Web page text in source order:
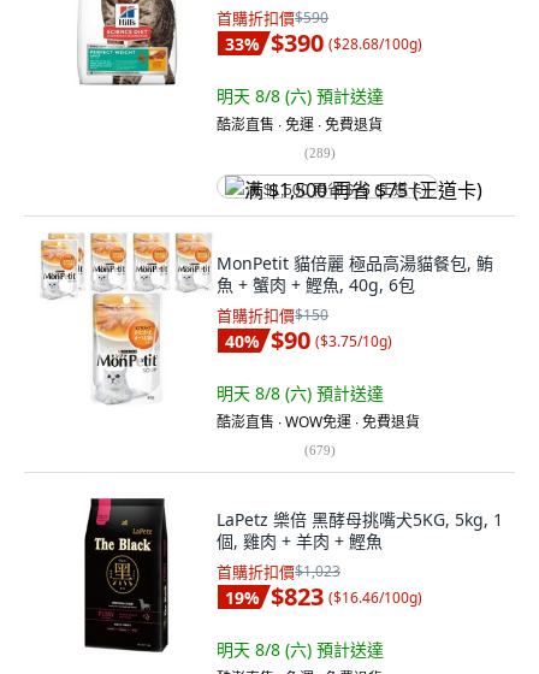
首購折扣價$590
33% $390 ($28.68/100g)
明天 8/8 (六) 預計送達
酷澎直售 ∙ 免運 ∙ 免費退貨
(289)
满 $1,500 再省 $75 (王道卡)
MonPetit 貓倍麗 極品高湯貓餐包, 鮪
魚 + 蟹肉 + 鰹魚, 40g, 6包
首購折扣價$150
40% $90 ($3.75/10g)
明天 8/8 (六) 預計送達
酷澎直售 ∙ WOW免運 ∙ 免費退貨
(679)
LaPetz 樂倍 黑酵母挑嘴犬5KG, 5kg, 1
個, 雞肉 + 羊肉 + 鰹魚
首購折扣價$1,023
19% $823 ($16.46/100g)
明天 8/8 (六) 預計送達